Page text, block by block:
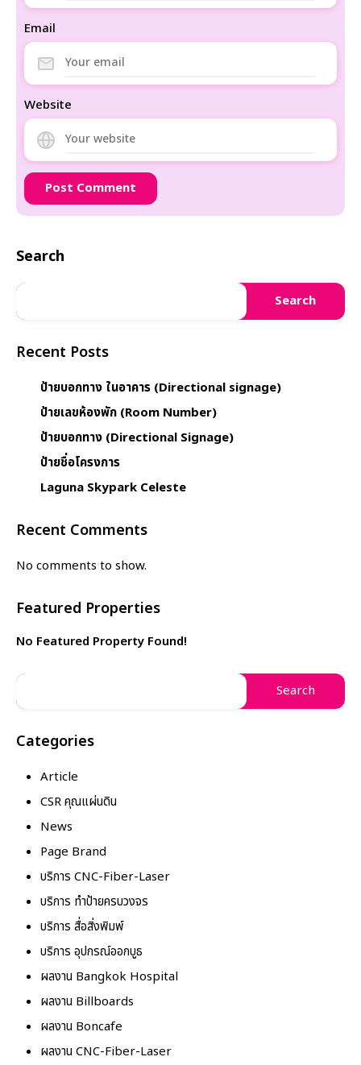
Email
Website
Search
Search
Recent Posts
ป้ายบอกทาง ในอาคาร (Directional signage)
ป้ายเลขห้องพัก (Room Number)
ป้ายบอกทาง (Directional Signage)
ป้ายชื่อโครงการ
Laguna Skypark Celeste
Recent Comments
No comments to show.
Featured Properties
No Featured Property Found!
Categories
Article
CSR คุณแผ่นดิน
News
Page Brand
บริการ CNC-Fiber-Laser
บริการ ทำป้ายครบวงจร
บริการ สื่อสิ่งพิมพ์
บริการ อุปกรณ์ออกบูธ
ผลงาน Bangkok Hospital
ผลงาน Billboards
ผลงาน Boncafe
ผลงาน CNC-Fiber-Laser